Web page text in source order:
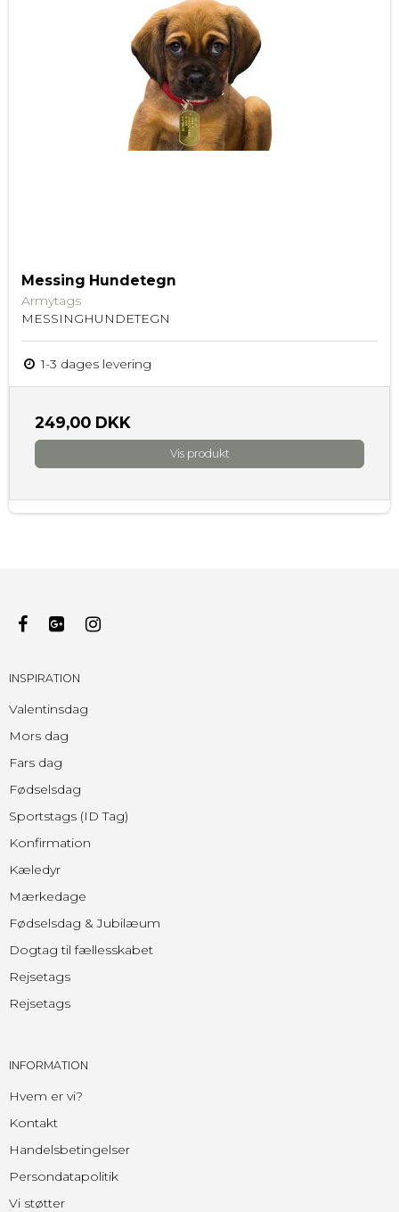
Messing Hundetegn
Armytags
MESSINGHUNDETEGN
1-3 dages levering
249,00 DKK
Vis produkt
INSPIRATION
Valentinsdag
Mors dag
Fars dag
Fødselsdag
Sportstags (ID Tag)
Konfirmation
Kæledyr
Mærkedage
Fødselsdag & Jubilæum
Dogtag til fællesskabet
Rejsetags
Rejsetags
INFORMATION
Hvem er vi?
Kontakt
Handelsbetingelser
Persondatapolitik
Vi støtter